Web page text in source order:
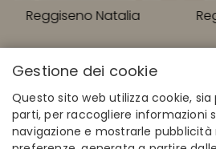
Reggiseno Natalia
Gestione dei cookie
Questo sito web utilizza cookie,
parti, per raccogliere informazioni
navigazione e mostrarle pubblicità
LINK RAPIDI